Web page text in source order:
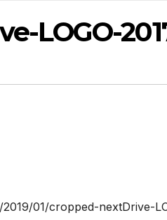
LOGO-
01/cropped-nextDrive-